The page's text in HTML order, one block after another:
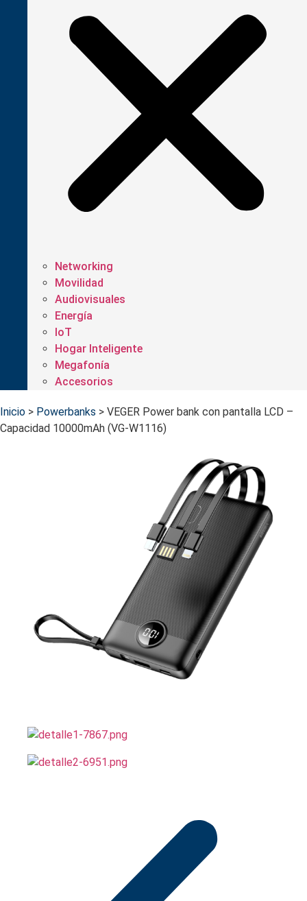
Networking
Movilidad
Audiovisuales
Energía
IoT
Hogar Inteligente
Megafonía
Accesorios
Inicio > Powerbanks > VEGER Power bank con pantalla LCD –
Capacidad 10000mAh (VG-W1116)